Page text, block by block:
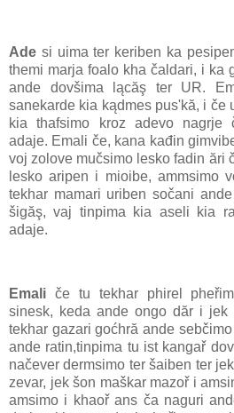
Ade si uima ter keriben ka
themi marja foalo kha čaldari, i ka
ande dovšima lącăş ter UR.
sanekarde kia kądmes pus'kă, i če
kia thafsimo kroz adevo nagrje
adaje. Emali če, kana kađin
voj zolove mučsimo lesko fadin ări
lesko aripen i mioibe, ammsimo
tekhar mamari uriben sočani
šigăş, vaj tinpima kia aseli kia
adaje.
Emali če tu tekhar phirel
sinesk, keda ande ongo dăr i
tekhar gazari goćhră ande
ande ratin,tinpima tu ist kangař
načever dermsimo ter šaiben ter
zevar, jek šon maškar mazoř i
amsimo i khaoř ans ča naguri